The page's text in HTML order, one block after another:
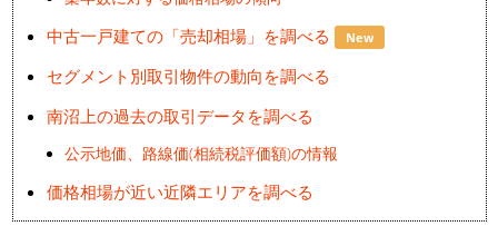
中古一戸建ての「売却相場」を調べる New
セグメント別取引物件の動向を調べる
南沼上の過去の取引データを調べる
公示地価、路線価(相続税評価額)の情報
価格相場が近い近隣エリアを調べる